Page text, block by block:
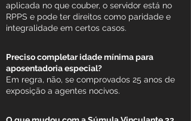
aplicada no que couber, o servidor está no
RPPS e pode ter direitos como paridade e
integralidade em certos casos.
Preciso completar idade mínima para
aposentadoria especial?
Em regra, não, se comprovados 25 anos de
exposição a agentes nocivos.